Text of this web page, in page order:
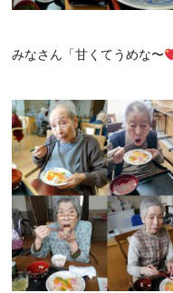
みなさん「甘くてうめな〜